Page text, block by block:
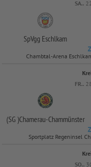
SA..
SpVgg Eschlkam
Chambtal-Arena
FR..
(SG )Chamerau-Chammünster
Sportplatz Regeninsel
SO..